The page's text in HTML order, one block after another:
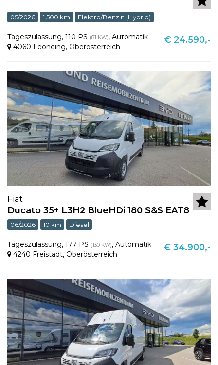
05/2026 1.500 km Elektro/Benzin (Hybrid)
Tageszulassung, 110 PS (81 KW), Automatik
4060 Leonding, Oberösterreich
€ 24.590,-
Fiat
Ducato 35+ L3H2 BlueHDi 180 S&S EAT8
06/2026 10 km Diesel
Tageszulassung, 177 PS (130 KW), Automatik
4240 Freistadt, Oberösterreich
€ 34.900,-